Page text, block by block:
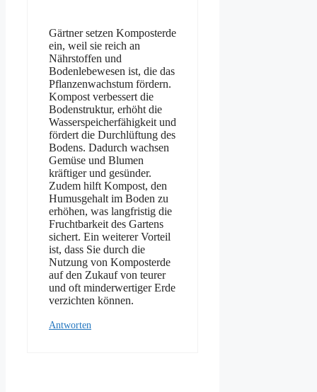
Gärtner setzen Komposterde
ein, weil sie reich an
Nährstoffen und
Bodenlebewesen ist, die das
Pflanzenwachstum fördern.
Kompost verbessert die
Bodenstruktur, erhöht die
Wasserspeicherfähigkeit und
fördert die Durchlüftung des
Bodens. Dadurch wachsen
Gemüse und Blumen
kräftiger und gesünder.
Zudem hilft Kompost, den
Humusgehalt im Boden zu
erhöhen, was langfristig die
Fruchtbarkeit des Gartens
sichert. Ein weiterer Vorteil
ist, dass Sie durch die
Nutzung von Komposterde
auf den Zukauf von teurer
und oft minderwertiger Erde
verzichten können.
Antworten